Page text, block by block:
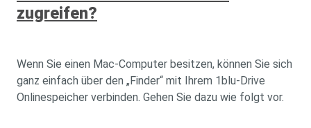
zugreifen?
Wenn Sie einen Mac-Computer besitzen, können Sie sich
ganz einfach über den „Finder“ mit Ihrem 1blu-Drive
Onlinespeicher verbinden. Gehen Sie dazu wie folgt vor.